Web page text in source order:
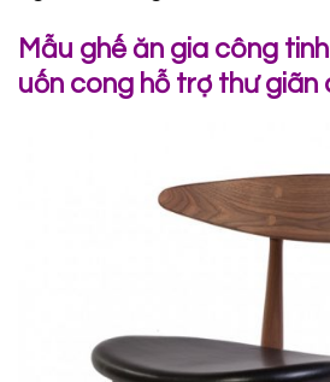
Mẫu ghế ăn gia công
uốn cong hỗ trợ thư giãn